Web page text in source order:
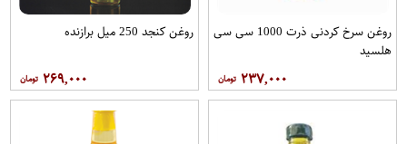
روغن سرخ کردنی ذرت 1000 سی سی
هلسید
۲۳۷,۰۰۰
روغن کنجد 250 میل برازنده
۲۶۹,۰۰۰